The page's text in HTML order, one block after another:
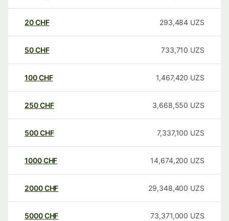
20CHF 293,484 UZS
50CHF 733,710 UZS
100CHF 1,467,420 UZS
250CHF 3,668,550 UZS
500CHF 7,337,100 UZS
1000CHF 14,674,200 UZS
2000CHF 29,348,400 UZS
5000CHF 73,371,000 UZS